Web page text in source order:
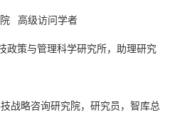
高级访问学者
策与管理科学研究所，助理研究
略咨询研究院，研究员，智库总